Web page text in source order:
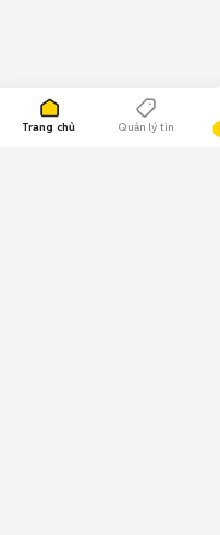
Trang chủ Quản lý tin